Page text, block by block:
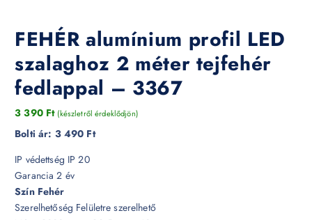
FEHÉR alumínium profil LED
szalaghoz 2 méter tejfehér
fedlappal – 3367
3 390 Ft (készletről érdeklődjön)
Bolti ár: 3 490 Ft
IP védettség IP 20
Garancia 2 év
Szín Fehér
Szerelhetőség Felületre szerelhető